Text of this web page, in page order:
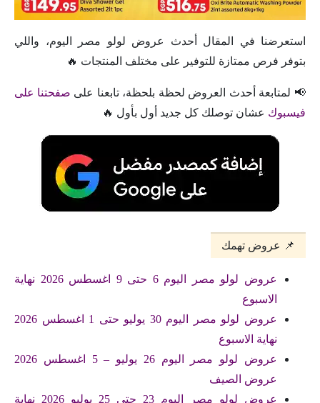
استعرضنا في المقال أحدث عروض لولو مصر اليوم، واللي
بتوفر فرص ممتازة للتوفير على مختلف المنتجات 🔥
📢 لمتابعة أحدث العروض لحظة بلحظة، تابعنا على صفحتنا على
فيسبوك عشان توصلك كل جديد أول بأول 🔥
📌 عروض تهمك
عروض لولو مصر اليوم 6 حتى 9 اغسطس 2026 نهاية
الاسبوع
عروض لولو مصر اليوم 30 يوليو حتى 1 اغسطس 2026
نهاية الاسبوع
عروض لولو مصر اليوم 26 يوليو – 5 اغسطس 2026
عروض الصيف
عروض لولو مصر اليوم 23 حتى 25 يوليو 2026 نهاية